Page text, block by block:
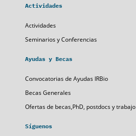
Actividades
Actividades
Seminarios y Conferencias
Ayudas y Becas
Convocatorias de Ayudas IRBio
Becas Generales
Ofertas de becas,PhD, postdocs y trabajo
Síguenos